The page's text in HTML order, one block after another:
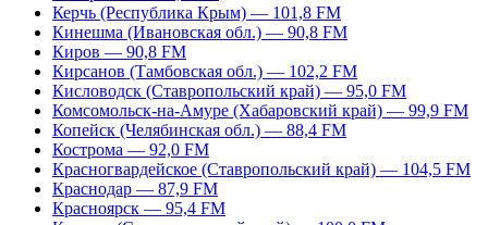
Керчь (Республика Крым) — 101,8 FM
Кинешма (Ивановская обл.) — 90,8 FM
Киров — 90,8 FM
Кирсанов (Тамбовская обл.) — 102,2 FM
Кисловодск (Ставропольский край) — 95,0 FM
Комсомольск-на-Амуре (Хабаровский край) — 99,9 FM
Копейск (Челябинская обл.) — 88,4 FM
Кострома — 92,0 FM
Красногвардейское (Ставропольский край) — 104,5 FM
Краснодар — 87,9 FM
Красноярск — 95,4 FM